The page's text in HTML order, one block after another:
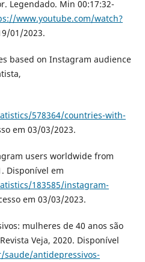
Legendado. Min 00:17:32-
www.youtube.com/watch?
01/2023.
based on Instagram audience
578364/countries-with-
em 03/03/2023.
users worldwide from
Disponível em
183585/instagram-
em 03/03/2023.
mulheres de 40 anos são
Veja, 2020. Disponível
antidepressivos-